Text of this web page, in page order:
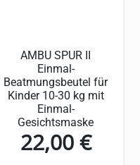
für
nach 8
AMBU SPUR II
Einmal-
Beatmungsbeutel für
Kinder 10-30 kg mit
Einmal-
Gesichtsmaske
22,00€